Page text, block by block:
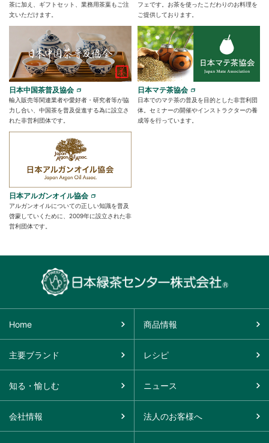
茶に加え、ギフトセット、業務用茶葉もご注
文いただけます。
フェです。お茶を使ったこだわりのお料理を
ご提供しております。
日本中国茶普及協会
輸入販売等関連業者や愛好者・研究者等が協
力し合い、中国茶を普及促進する為に設立さ
れた非営利団体です。
日本マテ茶協会
日本でのマテ茶の普及を目的とした非営利団
体。セミナーの開催やインストラクターの養
成等を行っています。
日本アルガンオイル協会
アルガンオイルについての正しい知識を普及
啓蒙していくために、2009年に設立された非
営利団体です。
Home 商品情報
主要ブランド レシピ
知る・愉しむ ニュース
会社情報 法人のお客様へ